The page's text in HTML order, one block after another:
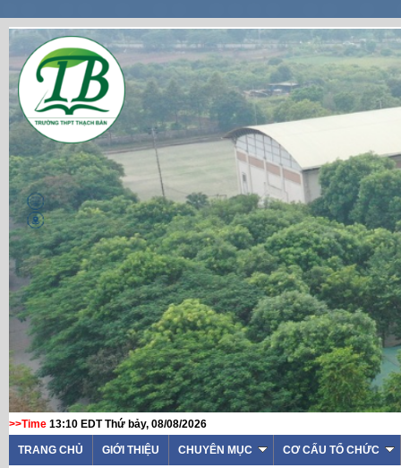
>>Time 13:10 EDT Thứ bảy, 08/08/2026
TRANG CHỦ GIỚI THIỆU CHUYÊN MỤC CƠ CẤU TỔ CHỨC